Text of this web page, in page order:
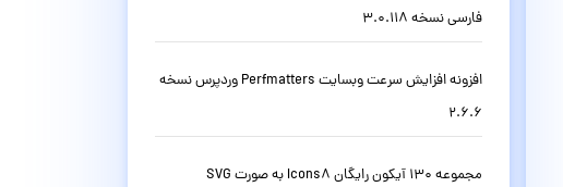
فارسی نسخه 3.0.118
افزونه افزایش سرعت وبسایت Perfmatters وردپرس نسخه
2.6.6
مجموعه 130 آیکون رایگان Icons8 به صورت SVG